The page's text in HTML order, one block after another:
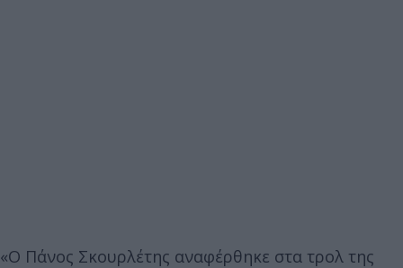
«Ο Πάνος Σκουρλέτης αναφέρθηκε στα τρολ της